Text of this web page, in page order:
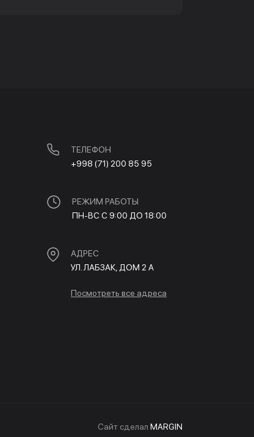
ТЕЛЕФОН
+998 (71) 200 85 95
РЕЖИМ РАБОТЫ
ПН-ВС С 9:00 ДО 18:00
АДРЕС
УЛ. ЛАБЗАК, ДОМ 2 A
Посмотреть все адреса
Cайт сделал MARGIN